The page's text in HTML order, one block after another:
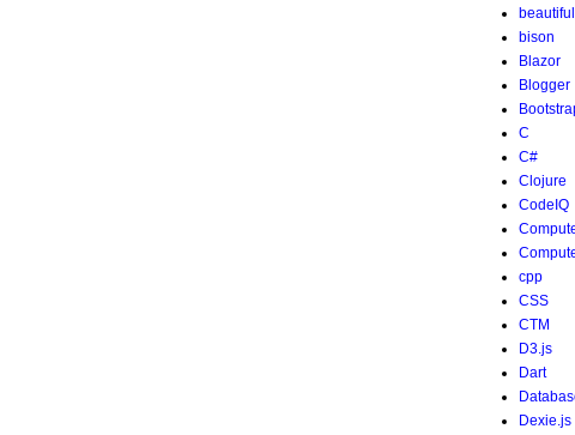
bison
Blazor
Blogger
C
C#
Clojure
CodeIQ
cpp
CSS
CTM
D3.js
Dart
Dexie.js